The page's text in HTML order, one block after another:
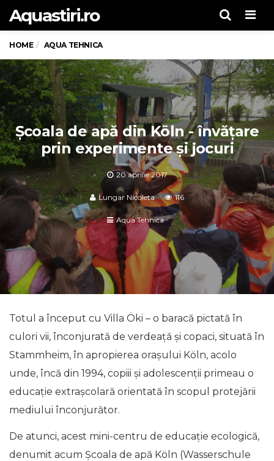
Aquastiri.ro
HOME AQUA TEHNICA
Școala de apă din Köln - învăţare
prin experimente şi jocuri
20 aprilie 2017
Lungar Nicoleta 116
Aqua Tehnica
Totul a început cu Villa Öki – o baracă pictată în
culori vii, înconjurată de verdeață şi copaci, situată în
Stammheim, în apropierea orașului Köln, acolo
unde, încă din 1994, copiii și adolescenții primeau o
educație extrașcolară orientată în scopul protejării
mediului înconjurător.
De atunci, acest mini-centru de educație ecologică,
denumit acum Școala de apă Köln (Wasserschule